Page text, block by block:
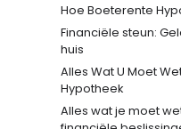
Hoe Boeterente
Financiële steun:
huis
Alles Wat U Moet
Hypotheek
Alles wat je moet